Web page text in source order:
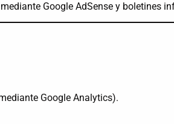
Google AdSense y boletines
Google Analytics).